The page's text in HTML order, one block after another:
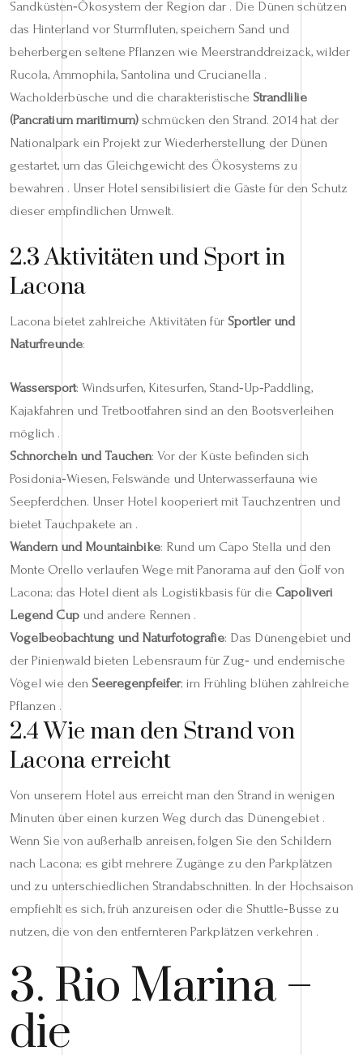
Sandküsten‑Ökosystem der Region dar . Die Dünen schützen
das Hinterland vor Sturmfluten, speichern Sand und
beherbergen seltene Pflanzen wie Meerstranddreizack, wilder
Rucola, Ammophila, Santolina und Crucianella .
Wacholderbüsche und die charakteristische Strandlilie
(Pancratium maritimum) schmücken den Strand. 2014 hat der
Nationalpark ein Projekt zur Wiederherstellung der Dünen
gestartet, um das Gleichgewicht des Ökosystems zu
bewahren . Unser Hotel sensibilisiert die Gäste für den Schutz
dieser empfindlichen Umwelt.
2.3 Aktivitäten und Sport in
Lacona
Lacona bietet zahlreiche Aktivitäten für Sportler und
Naturfreunde:
Wassersport: Windsurfen, Kitesurfen, Stand‑Up‑Paddling,
Kajakfahren und Tretbootfahren sind an den Bootsverleihen
möglich .
Schnorcheln und Tauchen: Vor der Küste befinden sich
Posidonia‑Wiesen, Felswände und Unterwasserfauna wie
Seepferdchen. Unser Hotel kooperiert mit Tauchzentren und
bietet Tauchpakete an .
Wandern und Mountainbike: Rund um Capo Stella und den
Monte Orello verlaufen Wege mit Panorama auf den Golf von
Lacona; das Hotel dient als Logistikbasis für die Capoliveri
Legend Cup und andere Rennen .
Vogelbeobachtung und Naturfotografie: Das Dünengebiet und
der Pinienwald bieten Lebensraum für Zug‑ und endemische
Vögel wie den Seeregenpfeifer; im Frühling blühen zahlreiche
Pflanzen .
2.4 Wie man den Strand von
Lacona erreicht
Von unserem Hotel aus erreicht man den Strand in wenigen
Minuten über einen kurzen Weg durch das Dünengebiet .
Wenn Sie von außerhalb anreisen, folgen Sie den Schildern
nach Lacona; es gibt mehrere Zugänge zu den Parkplätzen
und zu unterschiedlichen Strandabschnitten. In der Hochsaison
empfiehlt es sich, früh anzureisen oder die Shuttle‑Busse zu
nutzen, die von den entfernteren Parkplätzen verkehren .
3. Rio Marina –
die